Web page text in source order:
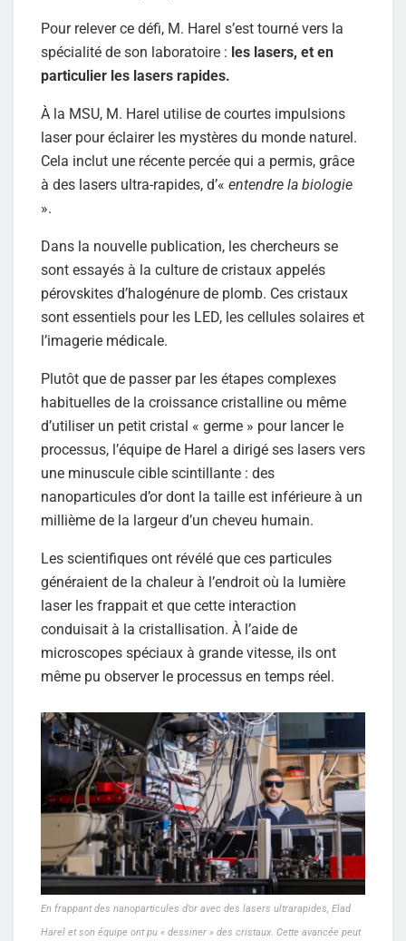
Pour relever ce défi, M. Harel s’est tourné vers la
spécialité de son laboratoire : les lasers, et en
particulier les lasers rapides.
À la MSU, M. Harel utilise de courtes impulsions
laser pour éclairer les mystères du monde naturel.
Cela inclut une récente percée qui a permis, grâce
à des lasers ultra-rapides, d’« entendre la biologie
».
Dans la nouvelle publication, les chercheurs se
sont essayés à la culture de cristaux appelés
pérovskites d’halogénure de plomb. Ces cristaux
sont essentiels pour les LED, les cellules solaires et
l’imagerie médicale.
Plutôt que de passer par les étapes complexes
habituelles de la croissance cristalline ou même
d’utiliser un petit cristal « germe » pour lancer le
processus, l’équipe de Harel a dirigé ses lasers vers
une minuscule cible scintillante : des
nanoparticules d’or dont la taille est inférieure à un
millième de la largeur d’un cheveu humain.
Les scientifiques ont révélé que ces particules
généraient de la chaleur à l’endroit où la lumière
laser les frappait et que cette interaction
conduisait à la cristallisation. À l’aide de
microscopes spéciaux à grande vitesse, ils ont
même pu observer le processus en temps réel.
En frappant des nanoparticules d’or avec des lasers ultrarapides, Elad
Harel et son équipe ont pu « dessiner » des cristaux. Cette avancée peut